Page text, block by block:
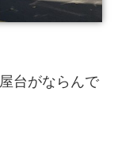
台がならんで